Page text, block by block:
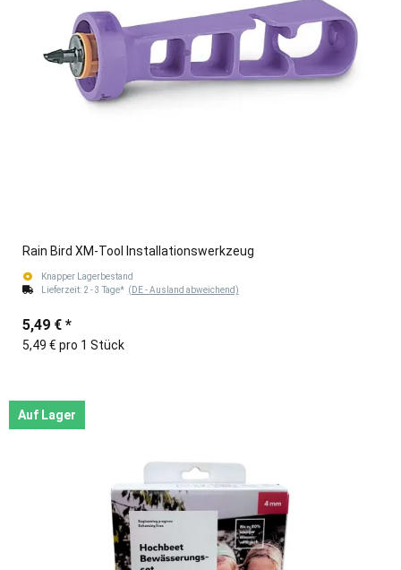
Rain Bird XM-Tool Installationswerkzeug
Knapper Lagerbestand
Lieferzeit: 2 - 3 Tage* (DE - Ausland abweichend)
5,49 € *
5,49 € pro 1 Stück
Auf Lager